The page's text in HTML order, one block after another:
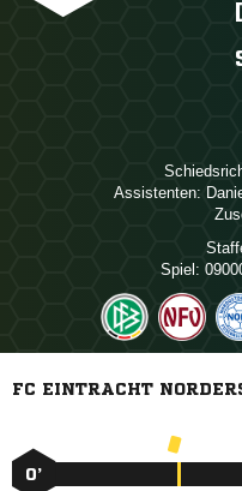
Assistenten:
Spiel:
FC EINTRACHT
0’